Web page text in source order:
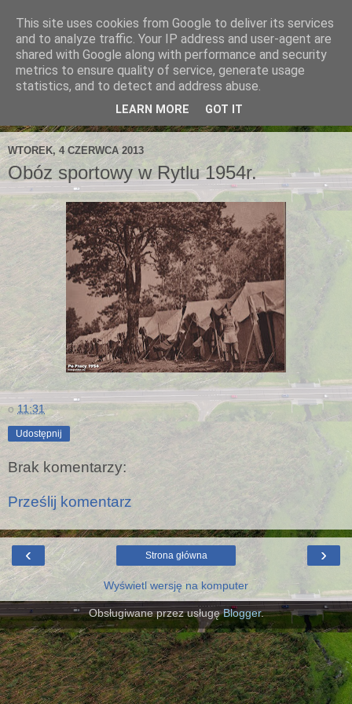
WTOREK, 4 CZERWCA 2013
Obóz sportowy w Rytlu 1954r.
o11:31
Udostępnij
Brak komentarzy:
Prześlij komentarz
‹ ›
Strona główna
Wyświetl wersję na komputer
Obsługiwane przez usługęBlogger.
This site uses cookies from Google to deliver its services
and to analyze traffic. Your IP address and user-agent are
shared with Google along with performance and security
metrics to ensure quality of service, generate usage
statistics, and to detect and address abuse.
LEARN MORE GOT IT